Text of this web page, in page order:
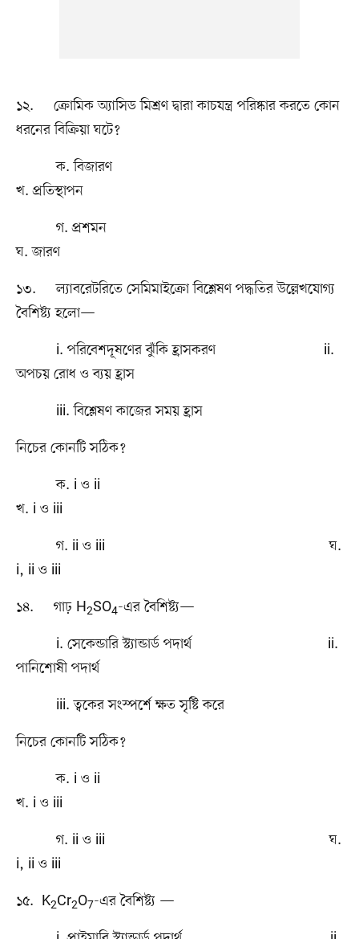
১২. ক্রোমিক অ্যাসিড মিশ্রণ দ্বারা কাচযন্ত্র পরিষ্কার করতে কোন
ধরনের বিক্রিয়া ঘটে?
ক. বিজারণ
খ. প্রতিস্থাপন
গ. প্রশমন
ঘ. জারণ
১৩. ল্যাবরেটরিতে সেমিমাইক্রো বিশ্লেষণ পদ্ধতির উল্লেখযোগ্য
বৈশিষ্ট্য হলো—
i. পরিবেশদূষণের ঝুঁকি হ্রাসকরণ ii.
অপচয় রোধ ও ব্যয় হ্রাস
iii. বিশ্লেষণ কাজের সময় হ্রাস
নিচের কোনটি সঠিক?
ক. i ও ii
খ. i ও iii
গ. ii ও iii ঘ.
i, ii ও iii
১৪. গাঢ় H2SO4-এর বৈশিষ্ট্য—
i. সেকেন্ডারি স্ট্যান্ডার্ড পদার্থ ii.
পানিশোষী পদার্থ
iii. ত্বকের সংস্পর্শে ক্ষত সৃষ্টি করে
নিচের কোনটি সঠিক?
ক. i ও ii
খ. i ও iii
গ. ii ও iii ঘ.
i, ii ও iii
১৫. K2Cr2O7-এর বৈশিষ্ট্য —